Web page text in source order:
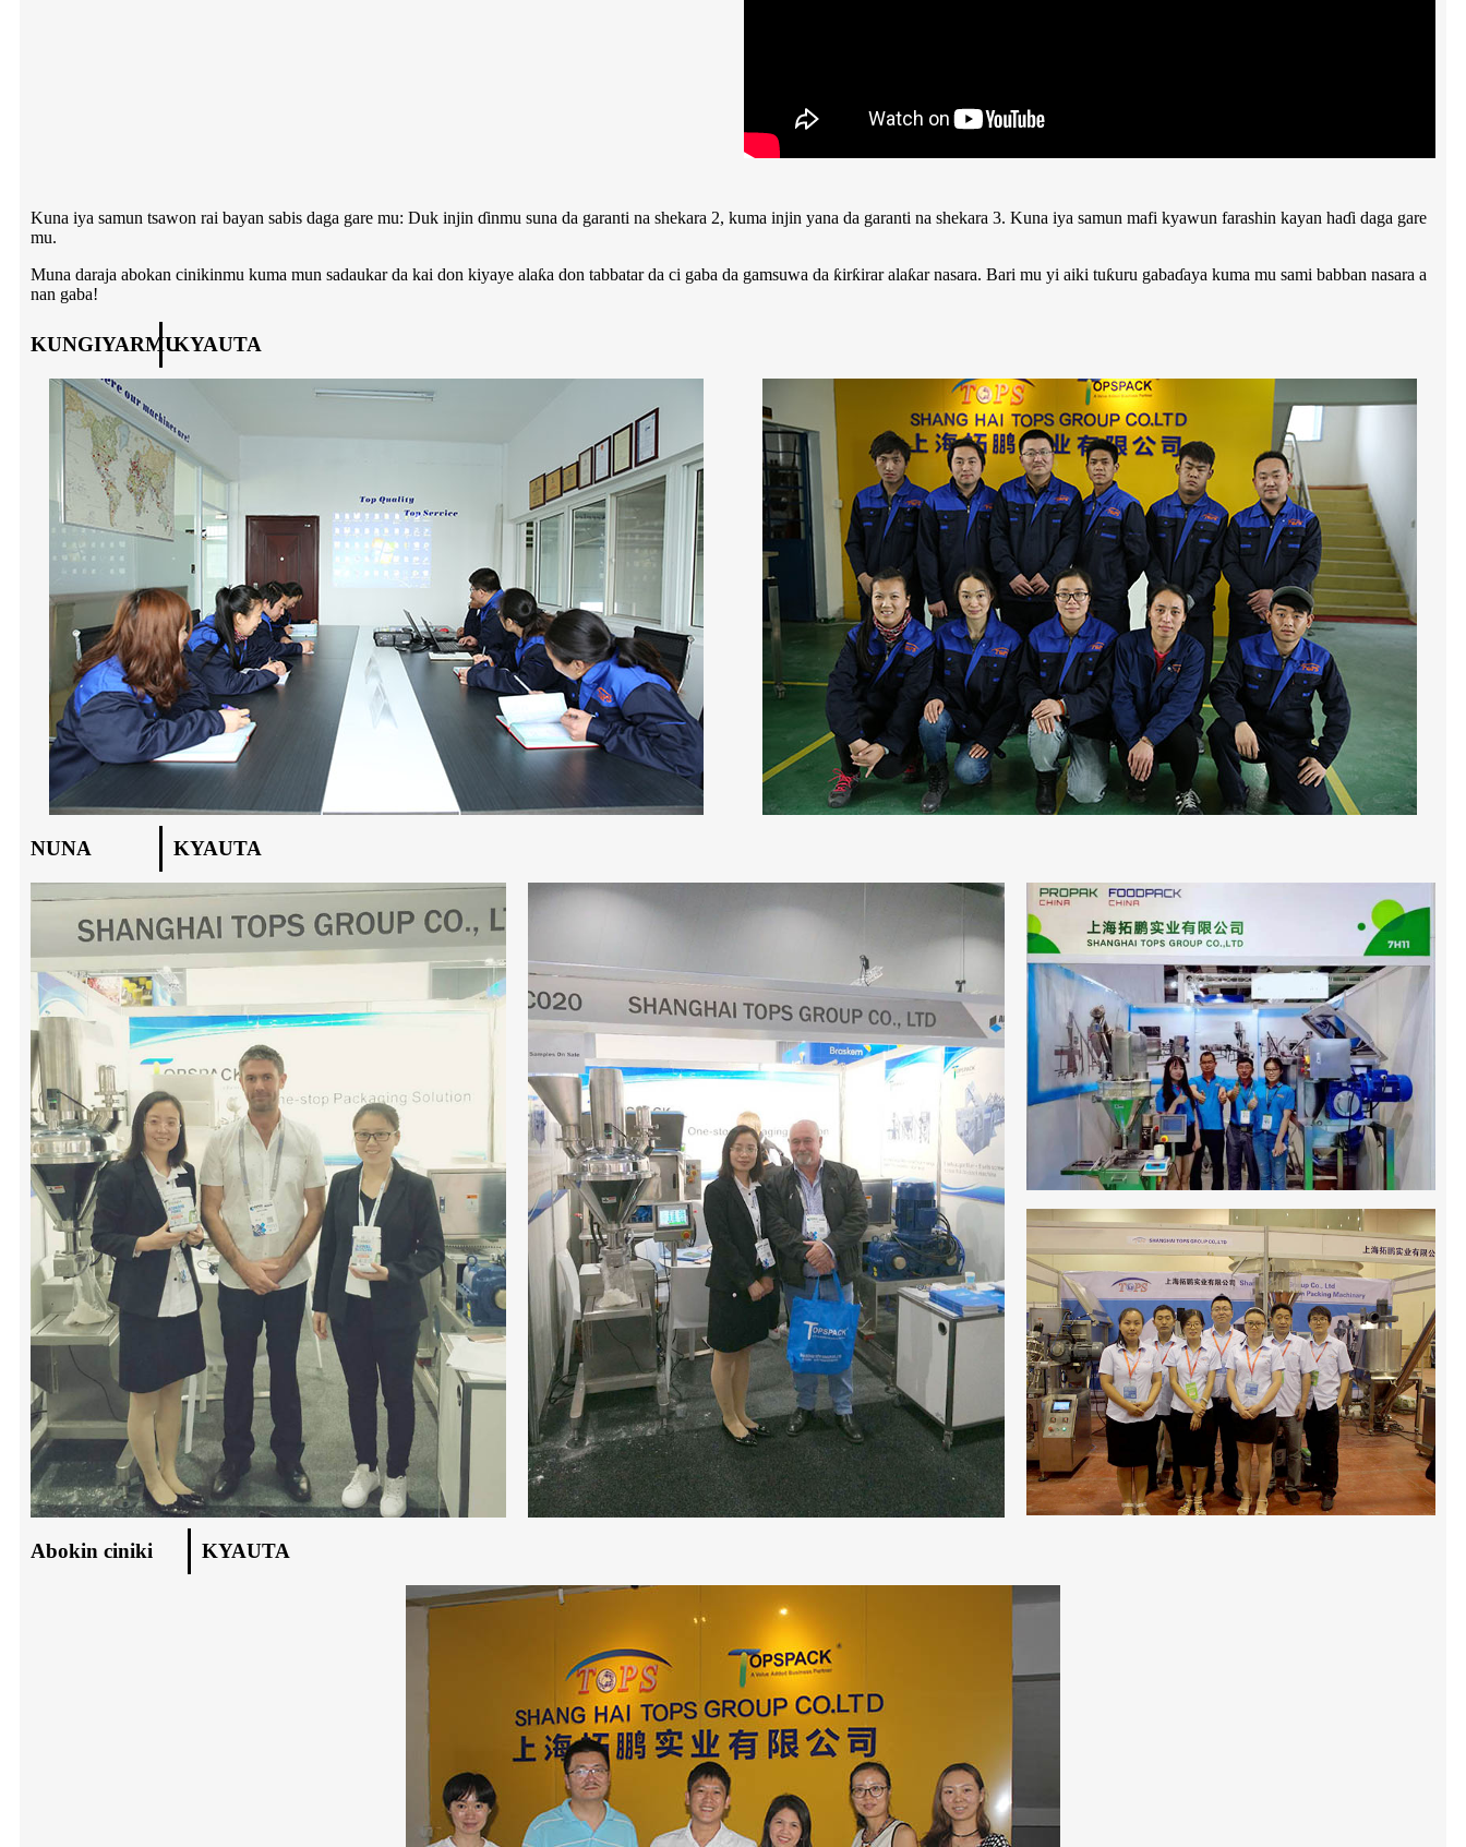
Kuna iya samun tsawon rai bayan sabis daga gare mu: Duk injin ɗinmu suna da garanti na shekara 2, kuma injin yana da garanti na shekara 3. Kuna iya samun mafi kyawun farashin kayan haɗi daga gare
mu.
Muna daraja abokan cinikinmu kuma mun sadaukar da kai don kiyaye alaƙa don tabbatar da ci gaba da gamsuwa da ƙirƙirar alaƙar nasara. Bari mu yi aiki tuƙuru gabaɗaya kuma mu sami babban nasara a
nan gaba!
KUNGIYARMUKYAUTA
NUNA KYAUTA
Abokin ciniki KYAUTA